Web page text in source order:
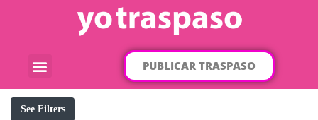
PUBLICAR TRASPASO
See Filters